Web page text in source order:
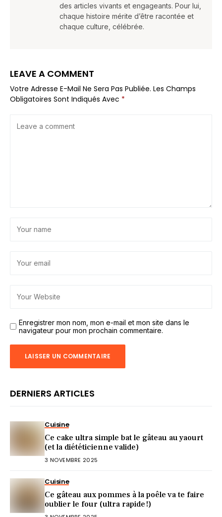
des articles vivants et engageants. Pour lui,
chaque histoire mérite d’être racontée et
chaque culture, célébrée.
LEAVE A COMMENT
Votre Adresse E-Mail Ne Sera Pas Publiée. Les Champs
Obligatoires Sont Indiqués Avec *
Enregistrer mon nom, mon e-mail et mon site dans le
navigateur pour mon prochain commentaire.
DERNIERS ARTICLES
Cuisine
Ce cake ultra simple bat le gâteau au yaourt
(et la diététicienne valide)
3 NOVEMBRE 2025
Cuisine
Ce gâteau aux pommes à la poêle va te faire
oublier le four (ultra rapide !)